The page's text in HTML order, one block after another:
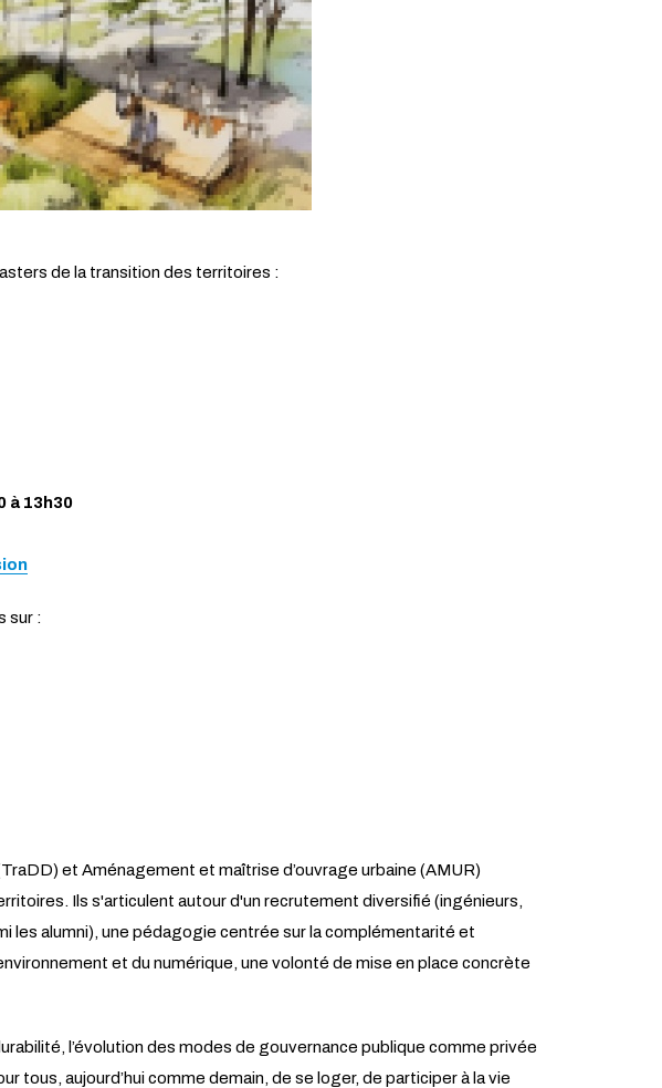
de la transition des territoires :
à 13h30
sur :
et Aménagement et maîtrise d’ouvrage urbaine (AMUR)
Ils s'articulent autour d'un recrutement diversifié (ingénieurs,
alumni), une pédagogie centrée sur la complémentarité et
et du numérique, une volonté de mise en place concrète
l’évolution des modes de gouvernance publique comme privée
tous, aujourd’hui comme demain, de se loger, de participer à la vie